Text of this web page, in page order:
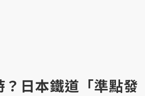
日本鐵道「準點發